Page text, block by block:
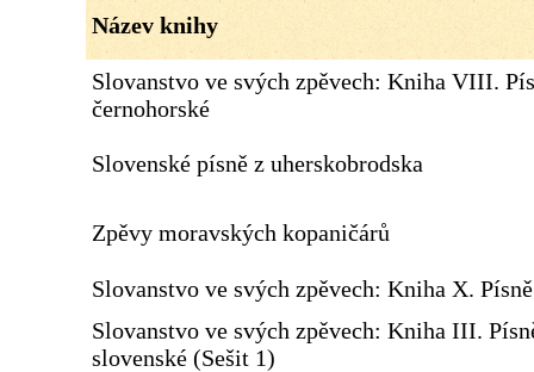
Název knihy
Slovanstvo ve svých zpěvech: Kniha VIII.
černohorské
Slovenské písně z uherskobrodska
Zpěvy moravských kopaničárů
Slovanstvo ve svých zpěvech: Kniha X.
Slovanstvo ve svých zpěvech: Kniha III.
slovenské (Sešit 1)